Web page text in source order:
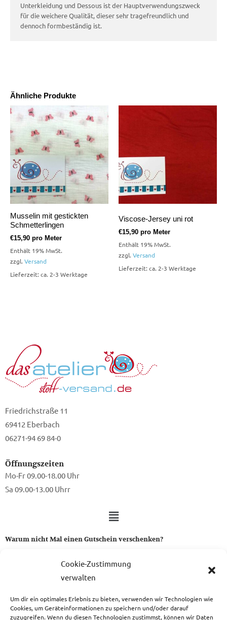
Cookie-Zustimmung
verwalten
Um dir ein optimales Erlebnis zu bieten, verwenden wir Technologien wie
Cookies, um Geräteinformationen zu speichern und/oder darauf
zuzugreifen. Wenn du diesen Technologien zustimmst, können wir Daten
Ähnliche Produkte
Musselin mit gestickten
Schmetterlingen
€15,90 pro Meter
Enthält 19% MwSt.
zzgl. Versand
Lieferzeit: ca. 2-3 Werktage
Viscose-Jersey uni rot
€15,90 pro Meter
Enthält 19% MwSt.
zzgl. Versand
Lieferzeit: ca. 2-3 Werktage
Unterkleidung und Dessous ist der Hauptverwendungszweck
für die weichere Qualität, dieser sehr tragefreundlich und
dennoch formbeständig ist.
Friedrichstraße 11
69412 Eberbach
06271-94 69 84-0
Öffnungszeiten
Mo-Fr 09.00-18.00 Uhr
Sa 09.00-13.00 Uhrr
Warum nicht Mal einen Gutschein verschenken?
Ein Gutschein von uns ist das perfekte Geschenk für alle Stoff-
zum Gutschein